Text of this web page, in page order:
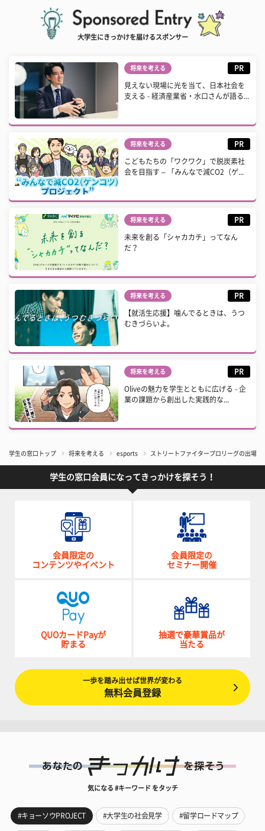
大学生にきっかけを届けるスポンサー
将来を考える PR
見えない現場に光を当て、日本社会を
支える - 経済産業省・水口さんが語る...
将来を考える PR
こどもたちの「ワクワク」で脱炭素社
会を目指す – 「みんなで減CO2（ゲ...
将来を考える PR
未来を創る「シャカカチ」ってなん
だ？
将来を考える PR
【就活生応援】噛んでるときは、うつ
むきづらいよ。
将来を考える PR
Oliveの魅力を学生とともに広げる - 企
業の課題から創出した実践的な...
学生の窓口トップ 将来を考える esports ストリートファイタープロリーグの出場
学生の窓口会員になってきっかけを探そう！
会員限定の
コンテンツやイベント
会員限定の
セミナー開催
QUOカードPayが
貯まる
抽選で豪華賞品が
当たる
一歩を踏み出せば世界が変わる
無料会員登録
気になる #キーワード をタッチ
#キョーソウPROJECT #大学生の社会見学 #留学ロードマップ